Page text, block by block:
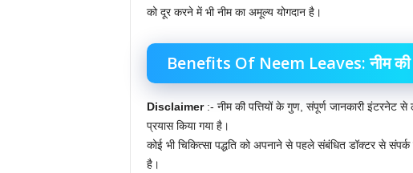
को दूर करने में भी नीम का अमूल्य योगदान है।
Benefits Of Neem Leaves: नीम की
Disclaimer:- नीम की पत्तियों के गुण, संपूर्ण जानकारी इंटरनेट
प्रयास किया गया है।
कोई भी चिकित्सा पद्धति को अपनाने से पहले संबंधित डॉक्टर से
है।